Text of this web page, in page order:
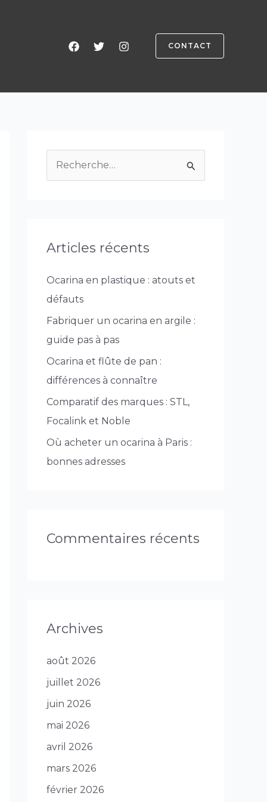
CONTACT
e
c
h
e
r
:
Articles récents
Ocarina en plastique : atouts et
défauts
Fabriquer un ocarina en argile :
guide pas à pas
Ocarina et flûte de pan :
différences à connaître
Comparatif des marques : STL,
Focalink et Noble
Où acheter un ocarina à Paris :
bonnes adresses
Commentaires récents
Archives
août 2026
juillet 2026
juin 2026
mai 2026
avril 2026
mars 2026
février 2026